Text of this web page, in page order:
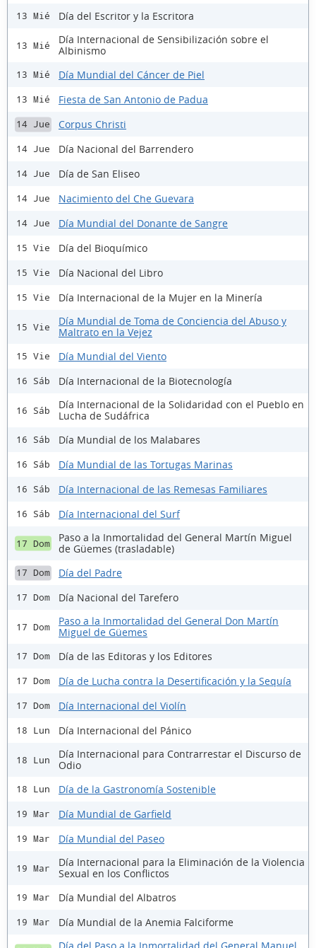
13 Mié Día del Escritor y la Escritora
13 Mié
Día Internacional de Sensibilización sobre el
Albinismo
13 Mié Día Mundial del Cáncer de Piel
13 Mié Fiesta de San Antonio de Padua
14 Jue Corpus Christi
14 Jue Día Nacional del Barrendero
14 Jue Día de San Eliseo
14 Jue Nacimiento del Che Guevara
14 Jue Día Mundial del Donante de Sangre
15 Vie Día del Bioquímico
15 Vie Día Nacional del Libro
15 Vie Día Internacional de la Mujer en la Minería
15 Vie
Día Mundial de Toma de Conciencia del Abuso y
Maltrato en la Vejez
15 Vie Día Mundial del Viento
16 Sáb Día Internacional de la Biotecnología
16 Sáb
Día Internacional de la Solidaridad con el Pueblo en
Lucha de Sudáfrica
16 Sáb Día Mundial de los Malabares
16 Sáb Día Mundial de las Tortugas Marinas
16 Sáb Día Internacional de las Remesas Familiares
16 Sáb Día Internacional del Surf
17 Dom
Paso a la Inmortalidad del General Martín Miguel
de Güemes (trasladable)
17 Dom Día del Padre
17 Dom Día Nacional del Tarefero
17 Dom
Paso a la Inmortalidad del General Don Martín
Miguel de Güemes
17 Dom Día de las Editoras y los Editores
17 Dom Día de Lucha contra la Desertificación y la Sequía
17 Dom Día Internacional del Violín
18 Lun Día Internacional del Pánico
18 Lun
Día Internacional para Contrarrestar el Discurso de
Odio
18 Lun Día de la Gastronomía Sostenible
19 Mar Día Mundial de Garfield
19 Mar Día Mundial del Paseo
19 Mar
Día Internacional para la Eliminación de la Violencia
Sexual en los Conflictos
19 Mar Día Mundial del Albatros
19 Mar Día Mundial de la Anemia Falciforme